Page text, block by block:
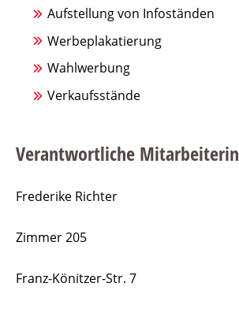
Aufstellung von Infoständen
Werbeplakatierung
Wahlwerbung
Verkaufsstände
Verantwortliche Mitarbeiterin
Frederike Richter
Zimmer 205
Franz-Könitzer-Str. 7